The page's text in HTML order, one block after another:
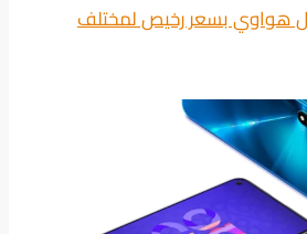
هواوي بسعر رخيص لمختلف